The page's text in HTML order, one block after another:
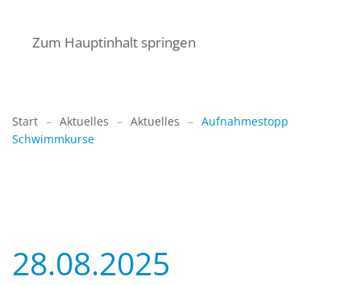
Zum Hauptinhalt springen
Start Aktuelles Aktuelles
Aufnahmestopp
Schwimmkurse
28.08.2025